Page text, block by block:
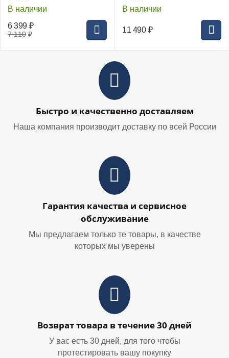
бесщеточный, 36В, без
АКБ и ЗУ
В наличии
7 110 ₽
6 399 ₽
18В, 3-8мм, 25000 об/
мин, без АКБ и ЗУ
В наличии
11 490 ₽
Быстро и качественно доставляем
Наша компания производит доставку по всей России
Гарантия качества и сервисное
обслуживание
Мы предлагаем только те товары, в качестве
которых мы уверены
Возврат товара в течение 30 дней
У вас есть 30 дней, для того чтобы
протестировать вашу покупку